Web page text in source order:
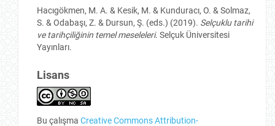
Hacıgökmen, M. A. & Kesik, M. & Kunduracı, O. & Solmaz,
S. & Odabaşı, Z. & Dursun, Ş. (eds.) (2019). Selçuklu tarihi
ve tarihçiliğinin temel meseleleri. Selçuk Üniversitesi
Yayınları.
Lisans
Bu çalışma Creative Commons Attribution-